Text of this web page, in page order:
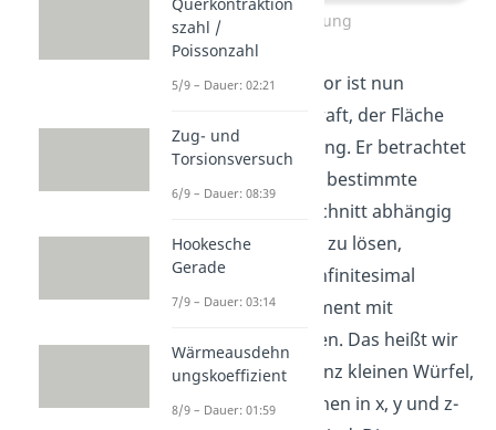
Spannung
Der gefundene Vektor ist nun
abhängig von der Kraft, der Fläche
und ihrer Orientierung. Er betrachtet
erst einmal nur eine bestimmte
Richtung, die vom Schnitt abhängig
ist. Um das Problem zu lösen,
betrachten wir ein infinitesimal
kleines Volumenelement mit
orthogonalen Flächen. Das heißt wir
betrachten einen ganz kleinen Würfel,
bei dem je zwei Flächen in x, y und z-
Querkontraktion
szahl /
Poissonzahl
5/9 – Dauer: 02:21
Zug- und
Torsionsversuch
6/9 – Dauer: 08:39
Hookesche
Gerade
7/9 – Dauer: 03:14
Wärmeausdehn
ungskoeffizient
8/9 – Dauer: 01:59